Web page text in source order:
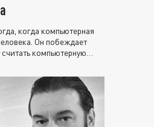
когда компьютерная
Он побеждает
компьютерную